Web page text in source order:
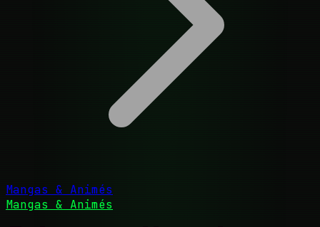
Mangas & Animés
Mangas & Animés